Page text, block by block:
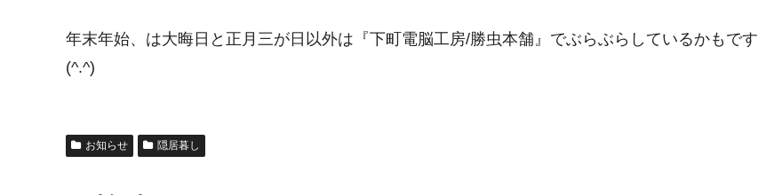
年末年始、は大晦日と正月三が日以外は『下町電脳工房/勝虫本舗』でぶらぶらしているかもです
(^.^)
お知らせ 隠居暮し